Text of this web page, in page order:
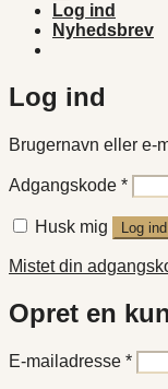
Log ind
Nyhedsbrev
Log ind
Brugernavn eller e-
Adgangskode *
Husk mig Log ind
Mistet din
Opret en
E-mailadresse *